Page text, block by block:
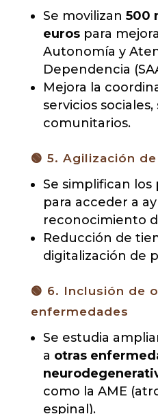
Se movilizan 500
eurospara
Autonomía y
Dependencia
Mejora la
servicios
comunitarios.
🟢 5. Agilización
Se simplifican
para acceder a
reconocimiento
Reducción de
digitalización de
🟢 6. Inclusión de
enfermedades
Se estudia
a otras
como la AME
espinal).